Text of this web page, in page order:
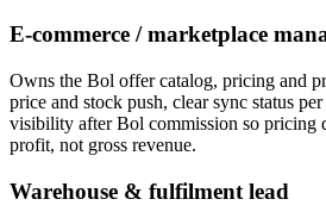
E-commerce / marketplace
Owns the Bol offer catalog, pricing and
price and stock push, clear sync status
visibility after Bol commission so pricing
profit, not gross revenue.
Warehouse & fulfilment lead